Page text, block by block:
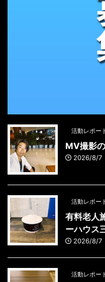
活動レポー
MV撮影
2026/8/7
活動レポー
有料老人
ーハウス
2026/8/7
活動レポー